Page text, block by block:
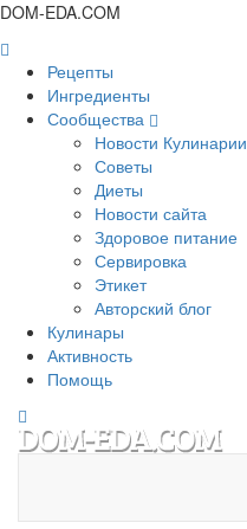
DOM-EDA.COM
Рецепты
Ингредиенты
Сообщества
Новости Кулинарии
Советы
Диеты
Новости сайта
Здоровое питание
Сервировка
Этикет
Авторский блог
Кулинары
Активность
Помощь